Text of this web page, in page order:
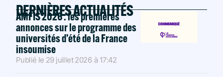
DERNIÈRES ACTUALITÉS
AMFIS 2026 : les premières
annonces sur le programme des
universités d’été de la France
insoumise
Publié le 29 juillet 2026 à 17:42